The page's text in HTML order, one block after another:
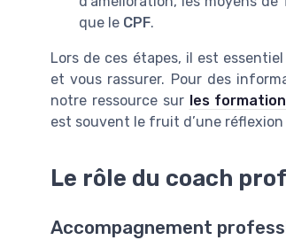
que le CPF.
Lors de ces étapes, il est
et vous rassurer. Pour des
notre ressource sur les
est souvent le fruit d’une
Le rôle du coach
Accompagnement